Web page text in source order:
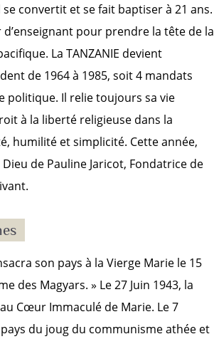
convertit et se fait baptiser à 21 ans.
pour prendre la tête de la
La TANZANIE devient
de 1964 à 1985, soit 4 mandats
politique. Il relie toujours sa vie
à la liberté religieuse dans la
humilité et simplicité. Cette année,
de Pauline Jaricot, Fondatrice de
son pays à la Vierge Marie le 15
des Magyars. » Le 27 Juin 1943, la
Cœur Immaculé de Marie. Le 7
du joug du communisme athée et